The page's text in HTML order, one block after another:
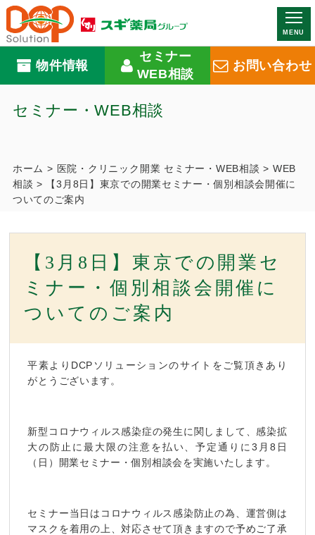
MENU
物件情報
セミナー
WEB相談
お問い合わせ
セミナー・WEB相談
ホーム > 医院・クリニック開業 セミナー・WEB相談 > WEB
相談 >
【3月8日】東京での開業セミナー・個別相談会開催に
ついてのご案内
【3月8日】東京での開業セ
ミナー・個別相談会開催に
ついてのご案内
平素よりDCPソリューションのサイトをご覧頂きあり
がとうございます。
新型コロナウィルス感染症の発生に関しまして、感染拡
大の防止に最大限の注意を払い、予定通りに3月8日
（日）開業セミナー・個別相談会を実施いたします。
セミナー当日はコロナウィルス感染防止の為、運営側は
マスクを着用の上、対応させて頂きますので予めご了承